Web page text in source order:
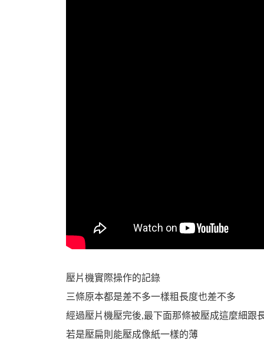
網
壓片機實際操作的記錄
三條原本都是差不多一樣粗長度也差不多
經過壓片機壓完後,最下面那條被壓成這麼細跟
若是壓扁則能壓成像紙一樣的薄